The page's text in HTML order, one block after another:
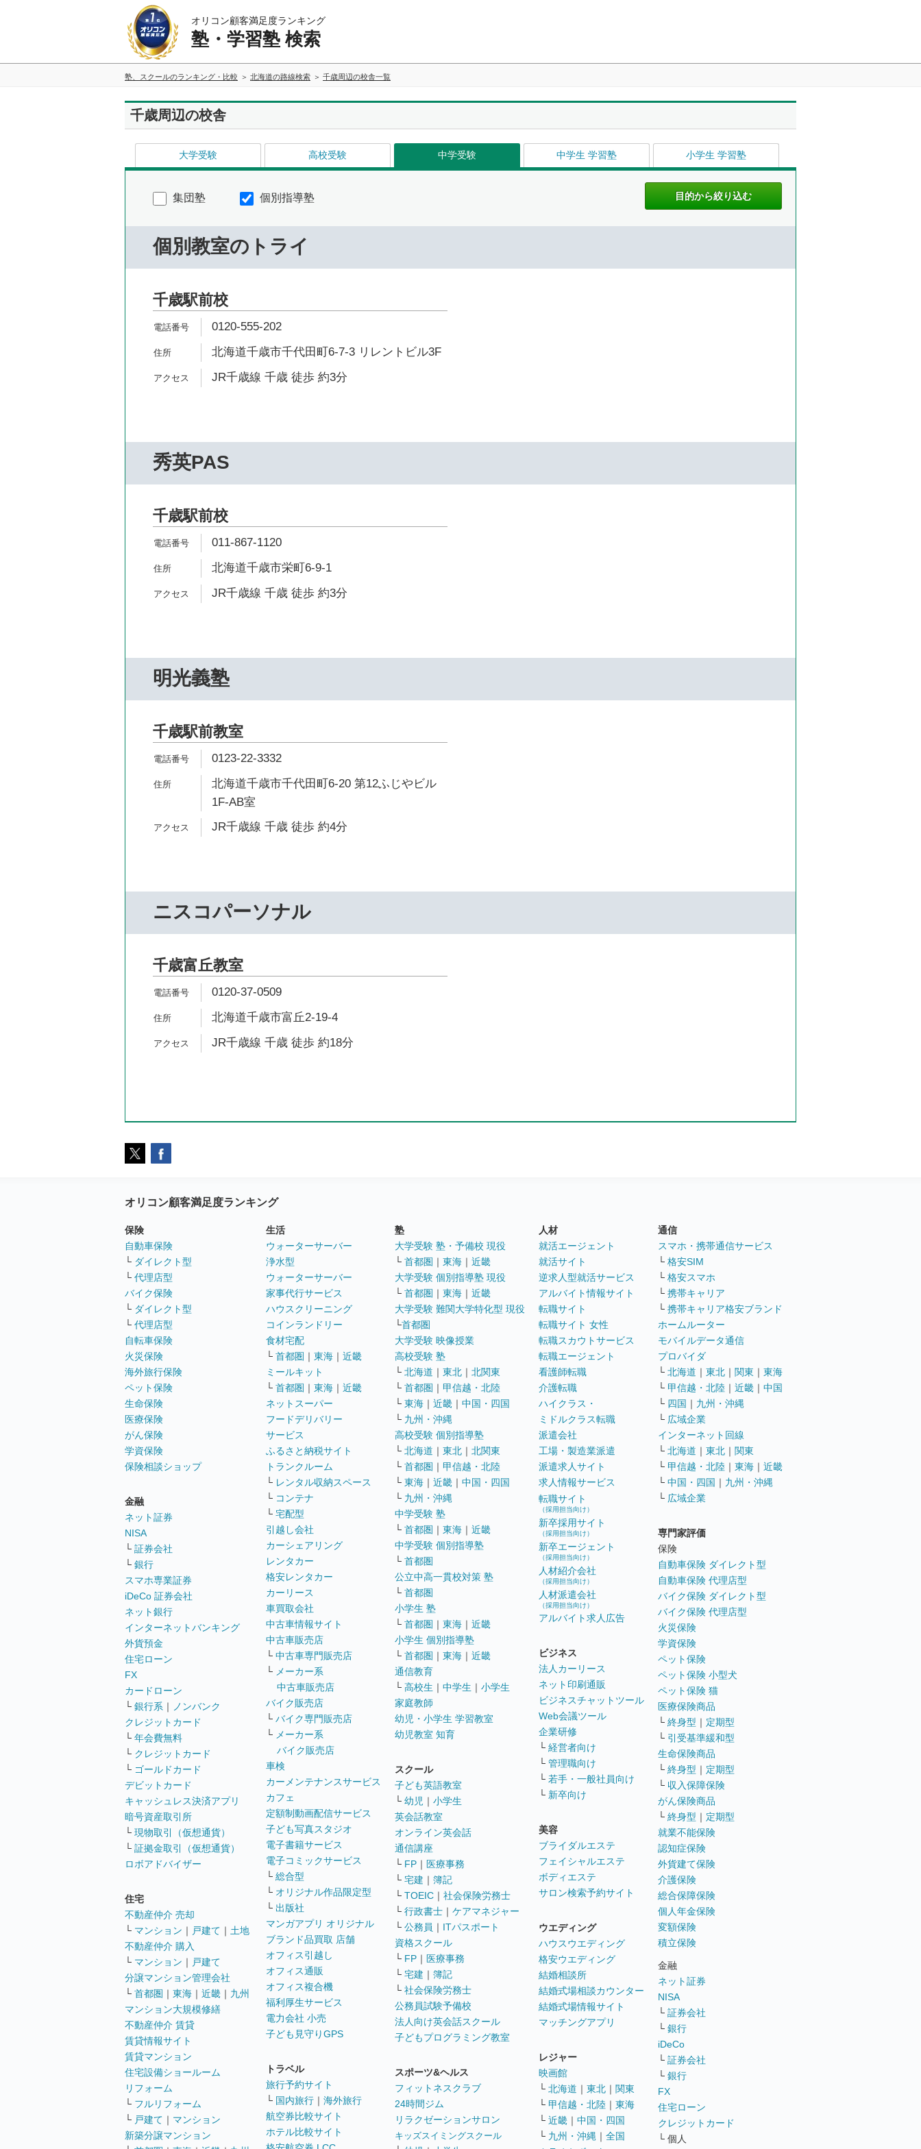
オリコン顧客満足度ランキング
塾・学習塾 検索
塾、スクールのランキング・比較 北海道の路線検索 千歳周辺の校舎一覧
千歳周辺の校舎
大学受験 高校受験 中学受験 中学生 学習塾 小学生 学習塾
集団塾 個別指導塾
個別教室のトライ
千歳駅前校
0120-555-202
北海道千歳市千代田町6-7-3 リレントビル3F
JR千歳線 千歳 徒歩 約3分
秀英PAS
千歳駅前校
011-867-1120
北海道千歳市栄町6-9-1
JR千歳線 千歳 徒歩 約3分
明光義塾
千歳駅前教室
0123-22-3332
北海道千歳市千代田町6-20 第12ふじやビル
1F-AB室
JR千歳線 千歳 徒歩 約4分
ニスコパーソナル
千歳富丘教室
0120-37-0509
北海道千歳市富丘2-19-4
JR千歳線 千歳 徒歩 約18分
オリコン顧客満足度ランキング
保険
自動車保険
└ ダイレクト型
└ 代理店型
バイク保険
└ ダイレクト型
└ 代理店型
自転車保険
火災保険
海外旅行保険
ペット保険
生命保険
医療保険
がん保険
学資保険
保険相談ショップ
金融
ネット証券
NISA
└ 証券会社
└ 銀行
スマホ専業証券
iDeCo 証券会社
ネット銀行
インターネットバンキング
外貨預金
住宅ローン
FX
カードローン
└ 銀行系 ｜
ノンバンク
クレジットカード
└ 年会費無料
└ クレジットカード
└ ゴールドカード
デビットカード
キャッシュレス決済アプリ
暗号資産取引所
└ 現物取引（仮想通貨）
└ 証拠金取引（仮想通貨）
ロボアドバイザー
住宅
不動産仲介 売却
└ マンション ｜ 戸建て ｜ 土地
不動産仲介 購入
└ マンション ｜ 戸建て
分譲マンション管理会社
└ 首都圏 ｜ 東海 ｜ 近畿 ｜ 九州
マンション大規模修繕
不動産仲介 賃貸
賃貸情報サイト
賃貸マンション
住宅設備ショールーム
リフォーム
└ フルリフォーム
└ 戸建て ｜ マンション
新築分譲マンション
生活
ウォーターサーバー
浄水型
ウォーターサーバー
家事代行サービス
ハウスクリーニング
コインランドリー
食材宅配
└ 首都圏 ｜ 東海 ｜ 近畿
ミールキット
└ 首都圏 ｜ 東海 ｜ 近畿
ネットスーパー
フードデリバリー
サービス
ふるさと納税サイト
トランクルーム
└ レンタル収納スペース
└ コンテナ
└ 宅配型
引越し会社
カーシェアリング
レンタカー
格安レンタカー
カーリース
車買取会社
中古車情報サイト
中古車販売店
└ 中古車専門販売店
└ メーカー系
中古車販売店
バイク販売店
└ バイク専門販売店
└ メーカー系
バイク販売店
車検
カーメンテナンスサービス
カフェ
定額制動画配信サービス
子ども写真スタジオ
電子書籍サービス
電子コミックサービス
└ 総合型
└ オリジナル作品限定型
└ 出版社
マンガアプリ オリジナル
ブランド品買取 店舗
オフィス引越し
オフィス通販
オフィス複合機
福利厚生サービス
電力会社 小売
子ども見守りGPS
トラベル
旅行予約サイト
└ 国内旅行 ｜ 海外旅行
航空券比較サイト
ホテル比較サイト
塾
大学受験 塾・予備校 現役
└ 首都圏 ｜ 東海 ｜ 近畿
大学受験 個別指導塾 現役
└ 首都圏 ｜ 東海 ｜ 近畿
大学受験 難関大学特化型 現役
└首都圏
大学受験 映像授業
高校受験 塾
└ 北海道 ｜ 東北 ｜ 北関東
└ 首都圏 ｜ 甲信越・北陸
└ 東海 ｜ 近畿 ｜ 中国・四国
└ 九州・沖縄
高校受験 個別指導塾
└ 北海道 ｜ 東北 ｜ 北関東
└ 首都圏 ｜ 甲信越・北陸
└ 東海 ｜ 近畿 ｜ 中国・四国
└ 九州・沖縄
中学受験 塾
└ 首都圏 ｜ 東海 ｜ 近畿
中学受験 個別指導塾
└ 首都圏
公立中高一貫校対策 塾
└ 首都圏
小学生 塾
└ 首都圏 ｜ 東海 ｜ 近畿
小学生 個別指導塾
└ 首都圏 ｜ 東海 ｜ 近畿
通信教育
└ 高校生 ｜ 中学生 ｜ 小学生
家庭教師
幼児・小学生 学習教室
幼児教室 知育
スクール
子ども英語教室
└ 幼児 ｜ 小学生
英会話教室
オンライン英会話
通信講座
└ FP ｜ 医療事務
└ 宅建 ｜ 簿記
└ TOEIC ｜ 社会保険労務士
└ 行政書士 ｜ ケアマネジャー
└ 公務員 ｜ ITパスポート
資格スクール
└ FP ｜ 医療事務
└ 宅建 ｜ 簿記
└ 社会保険労務士
公務員試験予備校
法人向け英会話スクール
子どもプログラミング教室
スポーツ&ヘルス
フィットネスクラブ
24時間ジム
リラクゼーションサロン
キッズスイミングスクール
人材
就活エージェント
就活サイト
逆求人型就活サービス
アルバイト情報サイト
転職サイト
転職サイト 女性
転職スカウトサービス
転職エージェント
看護師転職
介護転職
ハイクラス・
ミドルクラス転職
派遣会社
工場・製造業派遣
派遣求人サイト
求人情報サービス
転職サイト
（採用担当向け）
新卒採用サイト
（採用担当向け）
新卒エージェント
（採用担当向け）
人材紹介会社
（採用担当向け）
人材派遣会社
（採用担当向け）
アルバイト求人広告
ビジネス
法人カーリース
ネット印刷通販
ビジネスチャットツール
Web会議ツール
企業研修
└ 経営者向け
└ 管理職向け
└ 若手・一般社員向け
└ 新卒向け
美容
ブライダルエステ
フェイシャルエステ
ボディエステ
サロン検索予約サイト
ウエディング
ハウスウエディング
格安ウエディング
結婚相談所
結婚式場相談カウンター
結婚式場情報サイト
マッチングアプリ
レジャー
映画館
└ 北海道 ｜ 東北 ｜ 関東
└ 甲信越・北陸 ｜ 東海
└ 近畿 ｜ 中国・四国
└ 九州・沖縄 ｜ 全国
通信
スマホ・携帯通信サービス
└ 格安SIM
└ 格安スマホ
└ 携帯キャリア
└ 携帯キャリア格安ブランド
ホームルーター
モバイルデータ通信
プロバイダ
└ 北海道 ｜ 東北 ｜ 関東 ｜ 東海
└ 甲信越・北陸 ｜ 近畿 ｜ 中国
└ 四国 ｜ 九州・沖縄
└ 広域企業
インターネット回線
└ 北海道 ｜ 東北 ｜ 関東
└ 甲信越・北陸 ｜ 東海 ｜ 近畿
└ 中国・四国 ｜ 九州・沖縄
└ 広域企業
専門家評価
保険
自動車保険 ダイレクト型
自動車保険 代理店型
バイク保険 ダイレクト型
バイク保険 代理店型
火災保険
学資保険
ペット保険
ペット保険 小型犬
ペット保険 猫
医療保険商品
└ 終身型 ｜ 定期型
└ 引受基準緩和型
生命保険商品
└ 終身型 ｜ 定期型
└ 収入保障保険
がん保険商品
└ 終身型 ｜ 定期型
就業不能保険
認知症保険
外貨建て保険
介護保険
総合保障保険
個人年金保険
変額保険
積立保険
金融
ネット証券
NISA
└ 証券会社
└ 銀行
iDeCo
└ 証券会社
└ 銀行
FX
住宅ローン
クレジットカード
└ 個人